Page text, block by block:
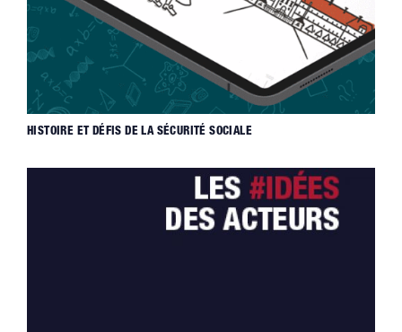
HISTOIRE ET DÉFIS DE LA SÉCURITÉ SOCIALE